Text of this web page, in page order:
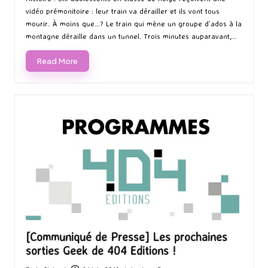
vidéo prémonitoire : leur train va dérailler et ils vont tous
mourir. À moins que…? Le train qui mène un groupe d’ados à la
montagne déraille dans un tunnel. Trois minutes auparavant,…
Read More
[Communiqué de Presse] Les prochaines
sorties Geek de 404 Editions !